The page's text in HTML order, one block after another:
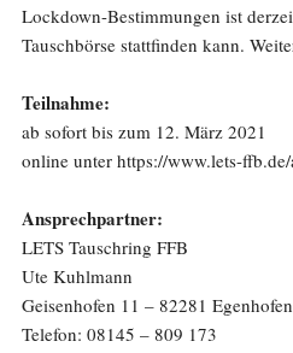
Lockdown-Bestimmungen ist
Tauschbörse stattfinden kann.
Teilnahme:
ab sofort bis zum 12. März 2021
online unter https://www.lets-
Ansprechpartner:
LETS Tauschring FFB
Ute Kuhlmann
Geisenhofen 11 – 82281 Egenhofen
Telefon: 08145 – 809 173